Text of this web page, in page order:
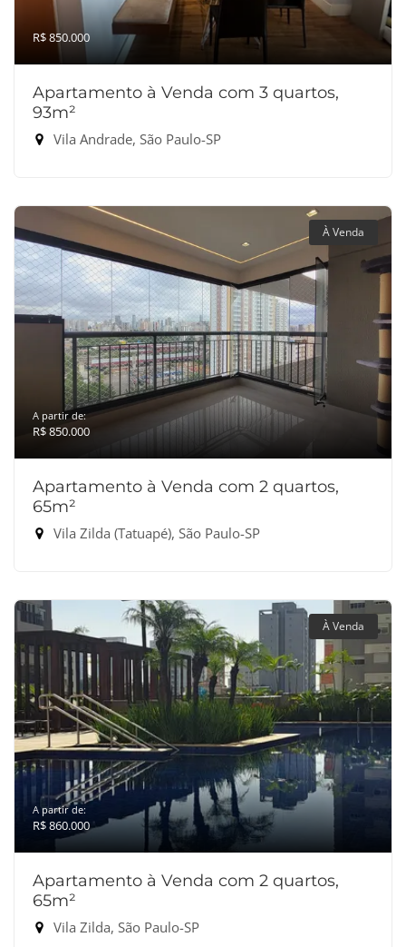
R$ 850.000
Apartamento à Venda com 3 quartos,
93m²
Vila Andrade, São Paulo-SP
À Venda
A partir de:
R$ 850.000
Apartamento à Venda com 2 quartos,
65m²
Vila Zilda (Tatuapé), São Paulo-SP
À Venda
A partir de:
R$ 860.000
Apartamento à Venda com 2 quartos,
65m²
Vila Zilda, São Paulo-SP